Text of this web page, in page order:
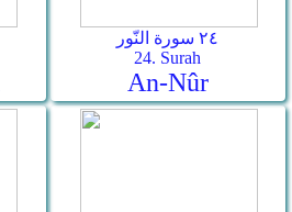
٢٤ سورة النّور
24. Surah
An-Nûr